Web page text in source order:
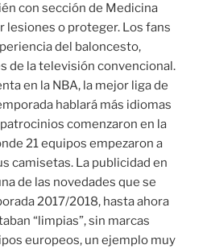
con sección de Medicina
lesiones o proteger. Los fans
del baloncesto,
de la televisión convencional.
en la NBA, la mejor liga de
hablará más idiomas
comenzaron en la
21 equipos empezaron a
camisetas. La publicidad en
de las novedades que se
2017/2018, hasta ahora
“limpias”, sin marcas
europeos, un ejemplo muy